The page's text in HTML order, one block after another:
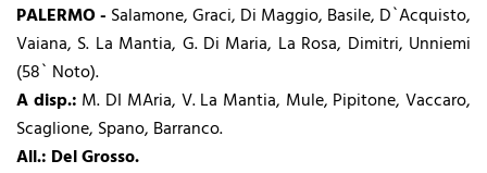
PALERMO - Salamone, Graci, Di Maggio, Basile, D`Acquisto,
Vaiana, S. La Mantia, G. Di Maria, La Rosa, Dimitri, Unniemi
(58` Noto).
A disp.: M. DI MAria, V. La Mantia, Mule, Pipitone, Vaccaro,
Scaglione, Spano, Barranco.
All.: Del Grosso.